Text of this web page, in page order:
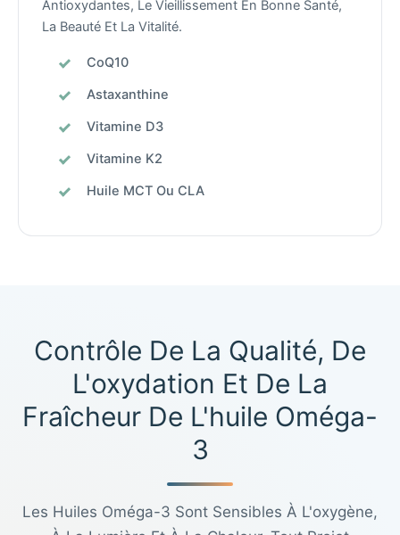
Antioxydantes, Le Vieillissement En Bonne Santé,
La Beauté Et La Vitalité.
CoQ10
Astaxanthine
Vitamine D3
Vitamine K2
Huile MCT Ou CLA
Contrôle De La Qualité, De
L'oxydation Et De La
Fraîcheur De L'huile Oméga-
3
Les Huiles Oméga-3 Sont Sensibles À L'oxygène,